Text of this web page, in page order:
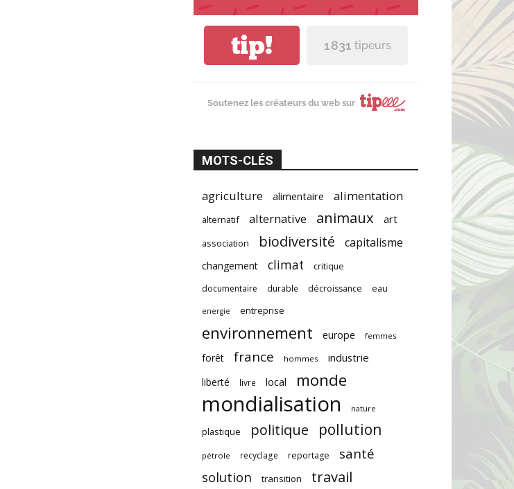
tip! 1 831 tipeurs
Soutenez les créateurs du web sur
MOTS-CLÉS
agriculture alimentaire alimentation
alternatif alternative animaux art
association biodiversité capitalisme
changement climat
critique
documentaire
durable décroissance eau
energie entreprise
environnement europe femmes
forêt france hommes industrie
liberté livre local monde
mondialisation nature
plastique politique pollution
pétrole recyclage reportage
santé
solution
transition
travail